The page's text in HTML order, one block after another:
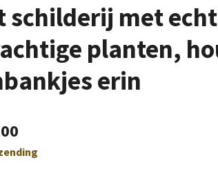
schilderij met
planten,
erin